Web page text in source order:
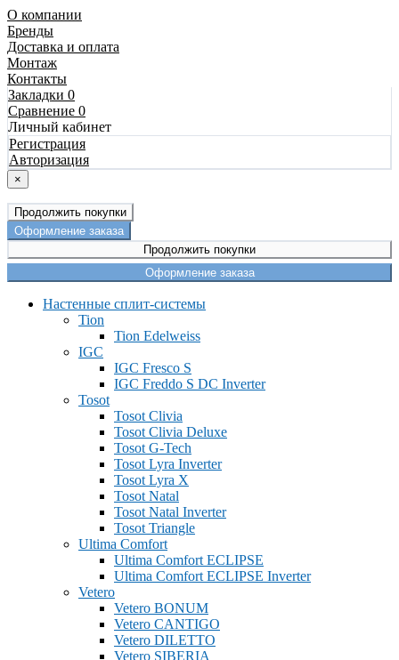
О компании
Бренды
Доставка и оплата
Монтаж
Контакты
Закладки 0
Сравнение 0
Личный кабинет
Регистрация
Авторизация
×
Продолжить покупки
Оформление заказа
Продолжить покупки
Оформление заказа
Настенные сплит-системы
Tion
Tion Edelweiss
IGC
IGC Fresco S
IGC Freddo S DC Inverter
Tosot
Tosot Clivia
Tosot Clivia Deluxe
Tosot G-Tech
Tosot Lyra Inverter
Tosot Lyra X
Tosot Natal
Tosot Natal Inverter
Tosot Triangle
Ultima Comfort
Ultima Comfort ECLIPSE
Ultima Comfort ECLIPSE Inverter
Vetero
Vetero BONUM
Vetero CANTIGO
Vetero DILETTO
Vetero SIBERIA